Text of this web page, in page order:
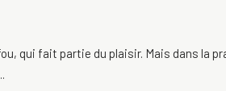
qui fait partie du plaisir. Mais dans la